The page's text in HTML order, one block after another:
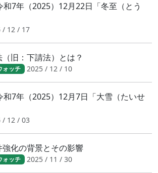
7年（2025）12月22日「冬至（とう
/ 12 / 17
旧：下請法）とは？
ォッチ 2025 / 12 / 10
7年（2025）12月7日「大雪（たいせ
/ 12 / 03
化の背景とその影響
ォッチ 2025 / 11 / 30